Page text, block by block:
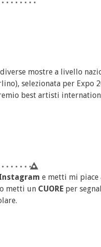
diverse mostre a livello
selezionata per Expo
best artisti
e metti mi piace
o metti un CUORE per